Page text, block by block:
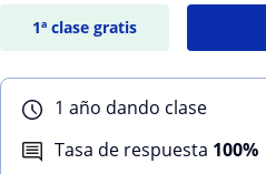
1ª clase gratis
1 año dando clase
Tasa de respuesta 100%